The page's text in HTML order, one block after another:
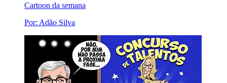
Cartoon da semana
Por: Adão Silva